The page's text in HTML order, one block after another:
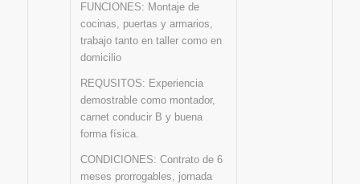
FUNCIONES: Montaje de
cocinas, puertas y armarios,
trabajo tanto en taller como en
domicilio
REQUSITOS: Experiencia
demostrable como montador,
carnet conducir B y buena
forma física.
CONDICIONES: Contrato de 6
meses prorrogables, jornada